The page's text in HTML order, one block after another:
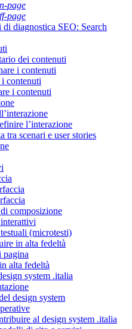
page
page
diagnostica SEO: Search
dei contenuti
i contenuti
contenuti
i contenuti
l’interazione
tra scenari e user stories
composizione
(microtesti)
in alta fedeltà
pagina
alta fedeltà
system .italia
design system
al design system .italia